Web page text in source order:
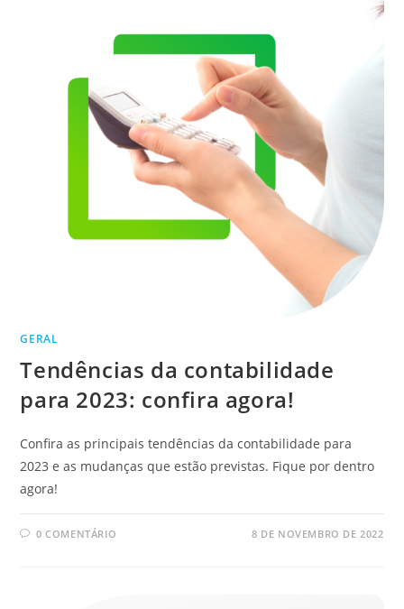
GERAL
Tendências da contabilidade
para 2023: confira agora!
Confira as principais tendências da contabilidade para
2023 e as mudanças que estão previstas. Fique por dentro
agora!
0 COMENTÁRIO 8 DE NOVEMBRO DE 2022